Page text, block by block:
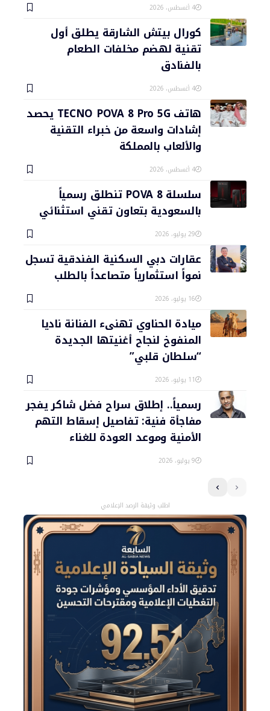
4 أغسطس، 2026
كورال بيتش الشارقة يطلق أول
تقنية لهضم مخلفات الطعام
بالفنادق
4 أغسطس، 2026
هاتف TECNO POVA 8 Pro 5G يحصد
إشادات واسعة من خبراء التقنية
والألعاب بالمملكة
4 أغسطس، 2026
سلسلة POVA 8 تنطلق رسمياً
بالسعودية بتعاون تقني استثنائي
29 يوليو، 2026
عقارات دبي السكنية الفندقية تسجل
نمواً استثمارياً متصاعداً بالطلب
16 يوليو، 2026
ميادة الحناوي تهنىء الفنانة ناديا
المنفوخ لنجاح أغنيتها الجديدة
“سلطان قلبي”
11 يوليو، 2026
رسمياً.. إطلاق سراح فضل شاكر يفجر
مفاجأة فنية: تفاصيل إسقاط التهم
الأمنية وموعد العودة للغناء
9 يوليو، 2026
اطلب وثيقة الرصد الإعلامي